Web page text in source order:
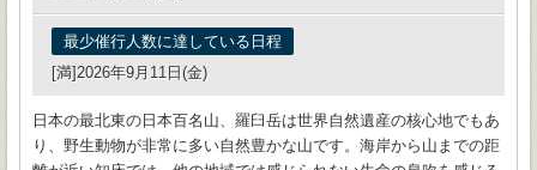
最少催行人数に達している日程
[満]2026年9月11日(金)
日本の最北東の日本百名山、羅臼岳は世界自然遺産の核心地でもあ
り、野生動物が非常に多い自然豊かな山です。海岸から山までの距